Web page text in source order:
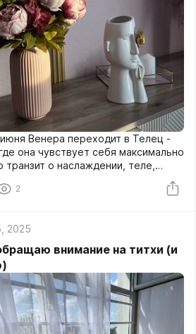
Венера переходит в Телец -
она чувствует себя максимально
о наслаждении, теле,
красоте и ценностях. Уходит суета
хочется устойчивости,
2
2025
внимание на титхи (и